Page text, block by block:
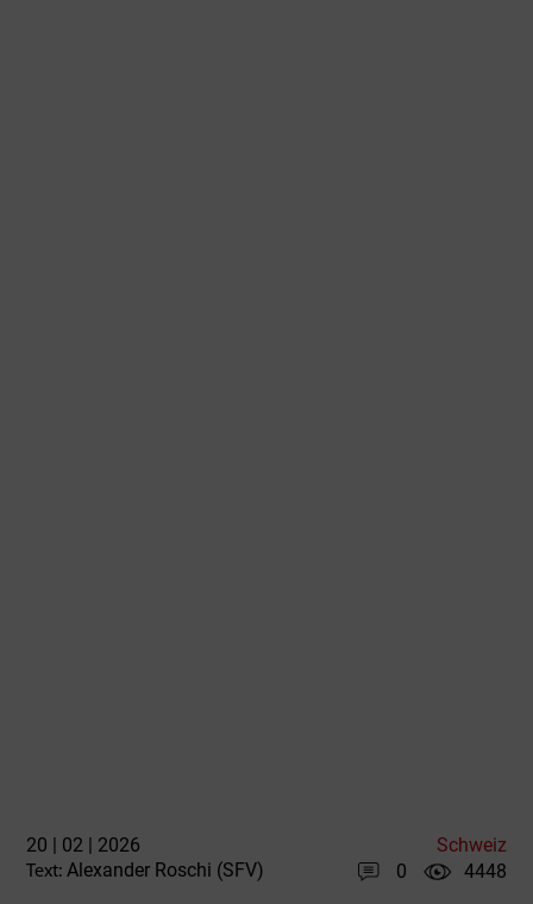
20 | 02 | 2026 Schweiz
Text: Alexander Roschi (SFV) 0 4448